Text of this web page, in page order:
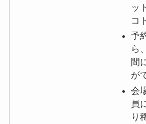
ッ
コ
予
ら
間
が
会
員
り